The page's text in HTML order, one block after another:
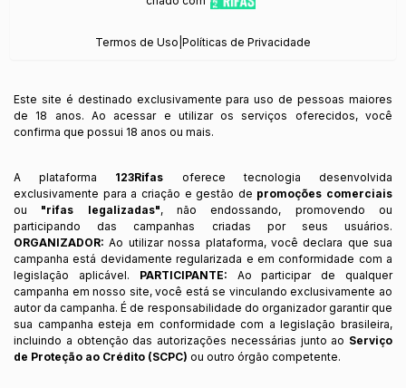
Termos de Uso Políticas de Privacidade
Este site é destinado exclusivamente para uso de pessoas maiores
de 18 anos. Ao acessar e utilizar os serviços oferecidos, você
confirma que possui 18 anos ou mais.
A plataforma 123Rifas oferece tecnologia desenvolvida
exclusivamente para a criação e gestão de promoções comerciais
ou "rifas legalizadas", não endossando, promovendo ou
participando das campanhas criadas por seus usuários.
ORGANIZADOR: Ao utilizar nossa plataforma, você declara que sua
campanha está devidamente regularizada e em conformidade com a
legislação aplicável. PARTICIPANTE: Ao participar de qualquer
campanha em nosso site, você está se vinculando exclusivamente ao
autor da campanha. É de responsabilidade do organizador garantir que
sua campanha esteja em conformidade com a legislação brasileira,
incluindo a obtenção das autorizações necessárias junto ao Serviço
de Proteção ao Crédito (SCPC) ou outro órgão competente.